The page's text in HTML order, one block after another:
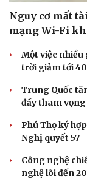
Sức khỏe
Dinh dưỡng - món
Cây thuốc
Sản phụ khoa
Nhi khoa
Nguy cơ mất
mạng Wi-Fi
Một việc nhiều
trời giảm tới
Trung Quốc
đầy tham vọng
Phú Thọ ký
Nghị quyết 57
Công nghệ
nghệ lõi đến